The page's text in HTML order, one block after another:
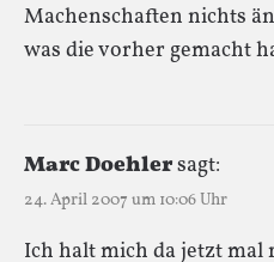
Machenschaften nichts
was die vorher gemacht
Marc Doehlersagt:
24. April 2007 um 10:06 Uhr
Ich halt mich da jetzt mal